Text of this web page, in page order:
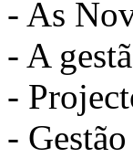
- As
- A
-
-